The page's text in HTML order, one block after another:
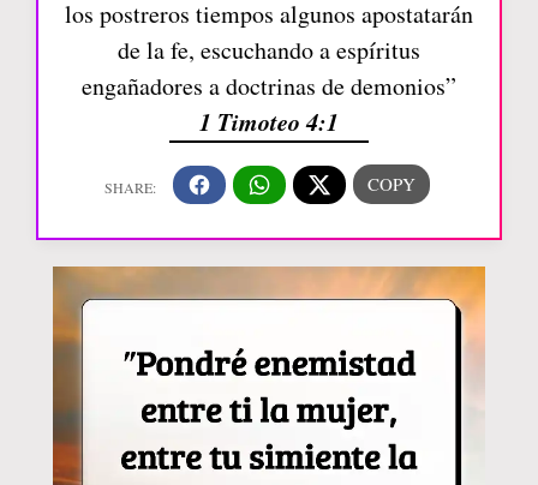
los postreros tiempos algunos apostatarán
de la fe, escuchando a espíritus
engañadores a doctrinas de demonios”
1 Timoteo 4:1